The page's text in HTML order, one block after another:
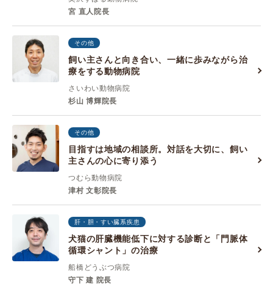
宮 直人院長
その他
飼い主さんと向き合い、一緒に歩みながら治
療をする動物病院
さいわい動物病院
杉山 博輝院長
その他
目指すは地域の相談所。対話を大切に、飼い
主さんの心に寄り添う
つむら動物病院
津村 文彰院長
肝・胆・すい臓系疾患
犬猫の肝臓機能低下に対する診断と「門脈体
循環シャント」の治療
船橋どうぶつ病院
守下 建 院長